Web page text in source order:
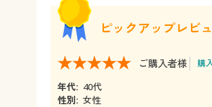
ピックアップレビ
ご購入者様 購
年代: 40代
性別: 女性